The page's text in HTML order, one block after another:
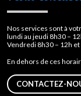
Nos services sont à
lundi au jeudi 8h30 –
Vendredi 8h30 – 12h
En dehors de ces
CONTACTEZ-